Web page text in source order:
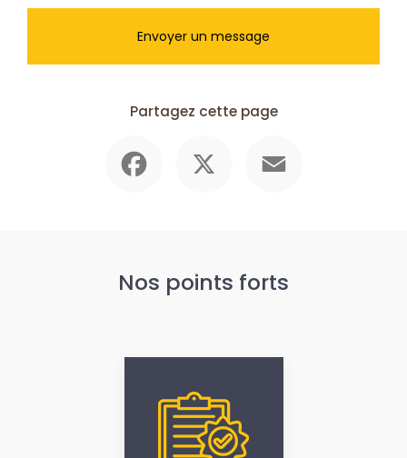
Envoyer un message
Partagez cette page
Nos points forts